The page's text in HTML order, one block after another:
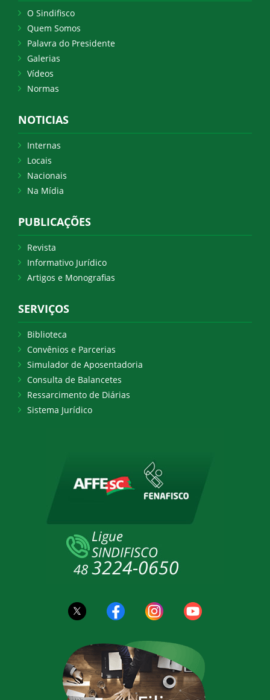
O Sindifisco
Quem Somos
Palavra do Presidente
Galerias
Vídeos
Normas
NOTICIAS
Internas
Locais
Nacionais
Na Mídia
PUBLICAÇÕES
Revista
Informativo Jurídico
Artigos e Monografias
SERVIÇOS
Biblioteca
Convênios e Parcerias
Simulador de Aposentadoria
Consulta de Balancetes
Ressarcimento de Diárias
Sistema Jurídico